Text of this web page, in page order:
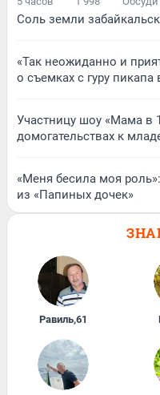
Соль земли
«Так неожиданно и
о съемках с гуру
Участницу шоу «Мама в
домогательствах к
«Меня бесила моя
из «Папиных дочек»
Равиль,61